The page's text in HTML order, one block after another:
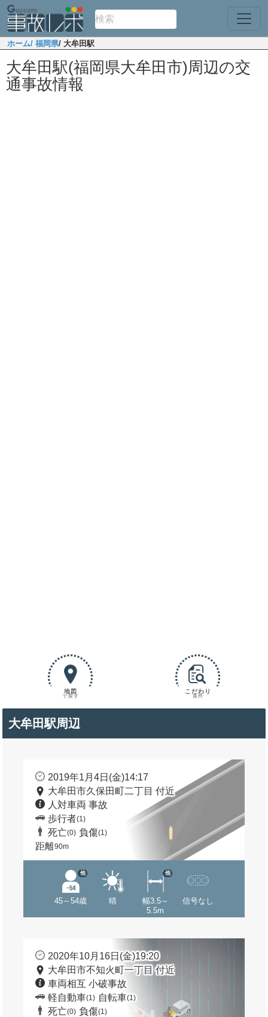
ホーム/ 福岡県/ 大牟田駅
大牟田駅(福岡県大牟田市)周辺の交
通事故情報
地図
で探す
こだわり
条件
大牟田駅周辺
2019年1月4日(金)14:17
大牟田市久保田町二丁目 付近
人対車両 事故
歩行者(1)
死亡(0) 負傷(1)
距離90m
45～54歳
他
晴
幅3.5～
5.5m
他
信号なし
2020年10月16日(金)19:20
大牟田市不知火町一丁目 付近
車両相互 小破事故
軽自動車(1) 自転車(1)
死亡(0) 負傷(1)